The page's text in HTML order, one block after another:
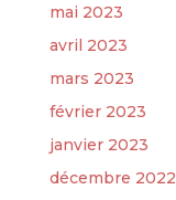
mai 2023
avril 2023
mars 2023
février 2023
janvier 2023
décembre 2022